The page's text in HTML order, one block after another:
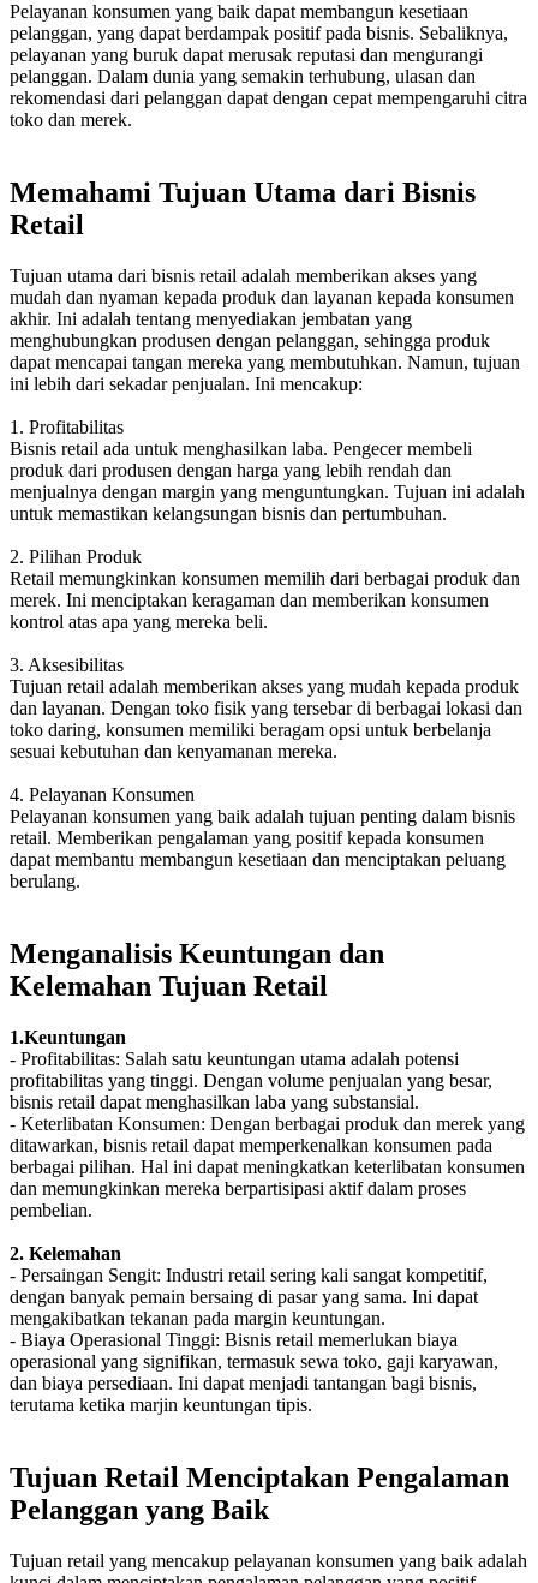
Pelayanan konsumen yang baik dapat membangun kesetiaan
pelanggan, yang dapat berdampak positif pada bisnis. Sebaliknya,
pelayanan yang buruk dapat merusak reputasi dan mengurangi
pelanggan. Dalam dunia yang semakin terhubung, ulasan dan
rekomendasi dari pelanggan dapat dengan cepat mempengaruhi citra
toko dan merek.
Memahami Tujuan Utama dari Bisnis
Retail
Tujuan utama dari bisnis retail adalah memberikan akses yang
mudah dan nyaman kepada produk dan layanan kepada konsumen
akhir. Ini adalah tentang menyediakan jembatan yang
menghubungkan produsen dengan pelanggan, sehingga produk
dapat mencapai tangan mereka yang membutuhkan. Namun, tujuan
ini lebih dari sekadar penjualan. Ini mencakup:
1. Profitabilitas
Bisnis retail ada untuk menghasilkan laba. Pengecer membeli
produk dari produsen dengan harga yang lebih rendah dan
menjualnya dengan margin yang menguntungkan. Tujuan ini adalah
untuk memastikan kelangsungan bisnis dan pertumbuhan.
2. Pilihan Produk
Retail memungkinkan konsumen memilih dari berbagai produk dan
merek. Ini menciptakan keragaman dan memberikan konsumen
kontrol atas apa yang mereka beli.
3. Aksesibilitas
Tujuan retail adalah memberikan akses yang mudah kepada produk
dan layanan. Dengan toko fisik yang tersebar di berbagai lokasi dan
toko daring, konsumen memiliki beragam opsi untuk berbelanja
sesuai kebutuhan dan kenyamanan mereka.
4. Pelayanan Konsumen
Pelayanan konsumen yang baik adalah tujuan penting dalam bisnis
retail. Memberikan pengalaman yang positif kepada konsumen
dapat membantu membangun kesetiaan dan menciptakan peluang
berulang.
Menganalisis Keuntungan dan
Kelemahan Tujuan Retail
1.Keuntungan
- Profitabilitas: Salah satu keuntungan utama adalah potensi
profitabilitas yang tinggi. Dengan volume penjualan yang besar,
bisnis retail dapat menghasilkan laba yang substansial.
- Keterlibatan Konsumen: Dengan berbagai produk dan merek yang
ditawarkan, bisnis retail dapat memperkenalkan konsumen pada
berbagai pilihan. Hal ini dapat meningkatkan keterlibatan konsumen
dan memungkinkan mereka berpartisipasi aktif dalam proses
pembelian.
2. Kelemahan
- Persaingan Sengit: Industri retail sering kali sangat kompetitif,
dengan banyak pemain bersaing di pasar yang sama. Ini dapat
mengakibatkan tekanan pada margin keuntungan.
- Biaya Operasional Tinggi: Bisnis retail memerlukan biaya
operasional yang signifikan, termasuk sewa toko, gaji karyawan,
dan biaya persediaan. Ini dapat menjadi tantangan bagi bisnis,
terutama ketika marjin keuntungan tipis.
Tujuan Retail Menciptakan Pengalaman
Pelanggan yang Baik
Tujuan retail yang mencakup pelayanan konsumen yang baik adalah